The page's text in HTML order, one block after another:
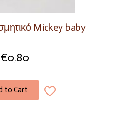
Mickey baby
€0,80
to Cart